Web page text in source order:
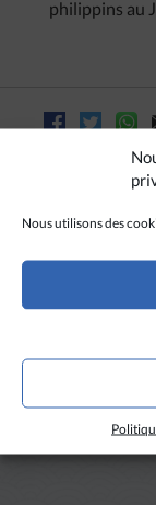
Nous utilisons des
philippins au